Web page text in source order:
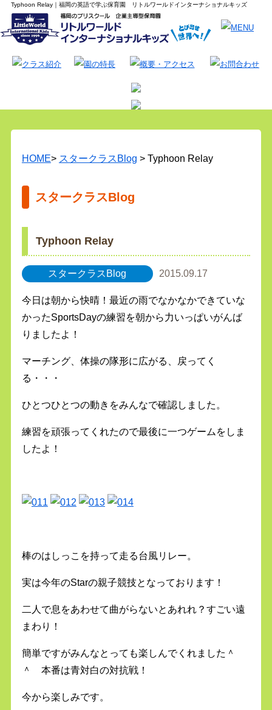
Typhoon Relay｜福岡の英語で学ぶ保育園 リトルワールドインターナショナルキッズ
HOME> スタークラスBlog > Typhoon Relay
スタークラスBlog
Typhoon Relay
スタークラスBlog 2015.09.17
今日は朝から快晴！最近の雨でなかなかできていな
かったSportsDayの練習を朝から力いっぱいがんば
りましたよ！
マーチング、体操の隊形に広がる、戻ってく
る・・・
ひとつひとつの動きをみんなで確認しました。
練習を頑張ってくれたので最後に一つゲームをしま
したよ！
棒のはしっこを持って走る台風リレー。
実は今年のStarの親子競技となっております！
二人で息をあわせて曲がらないとあれれ？すごい遠
まわり！
簡単ですがみんなとっても楽しんでくれました＾
＾ 本番は青対白の対抗戦！
今から楽しみです。